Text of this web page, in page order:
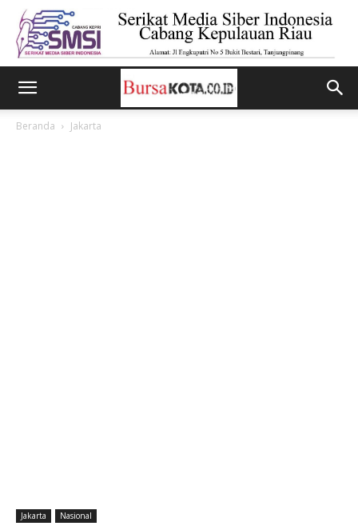
Beranda Jakarta
Jakarta Nasional